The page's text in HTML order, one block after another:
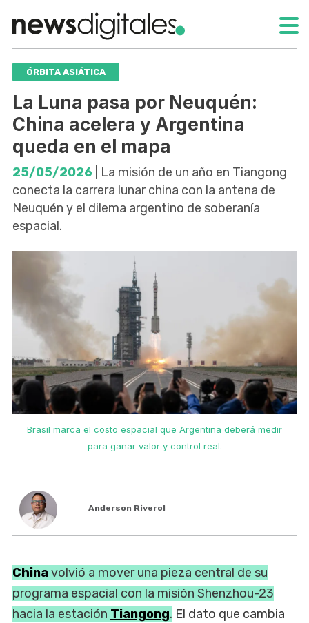
ÓRBITA ASIÁTICA
La Luna pasa por Neuquén:
China acelera y Argentina
queda en el mapa
25/05/2026 | La misión de un año en Tiangong
conecta la carrera lunar china con la antena de
Neuquén y el dilema argentino de soberanía
espacial.
Brasil marca el costo espacial que Argentina deberá medir
para ganar valor y control real.
Anderson Riverol
Chinavolvió a mover una pieza central de su
programa espacial con la misión Shenzhou-23
hacia la estación Tiangong. El dato que cambia